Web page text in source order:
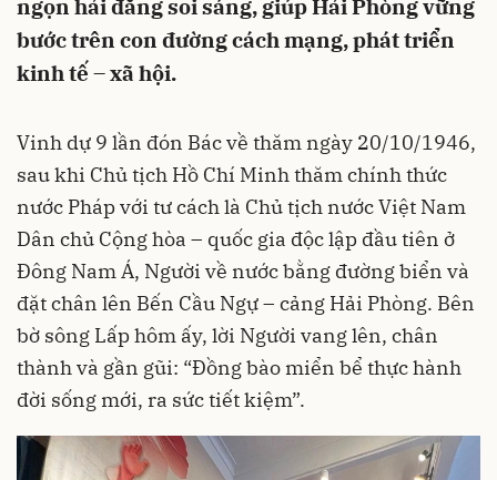
ngọn hải đăng soi sáng, giúp Hải Phòng vững
bước trên con đường cách mạng, phát triển
kinh tế – xã hội.
Vinh dự 9 lần đón Bác về thăm ngày 20/10/1946,
sau khi Chủ tịch Hồ Chí Minh thăm chính thức
nước Pháp với tư cách là Chủ tịch nước Việt Nam
Dân chủ Cộng hòa – quốc gia độc lập đầu tiên ở
Đông Nam Á, Người về nước bằng đường biển và
đặt chân lên Bến Cầu Ngự – cảng Hải Phòng. Bên
bờ sông Lấp hôm ấy, lời Người vang lên, chân
thành và gần gũi: “Đồng bào miển bể thực hành
đời sống mới, ra sức tiết kiệm”.